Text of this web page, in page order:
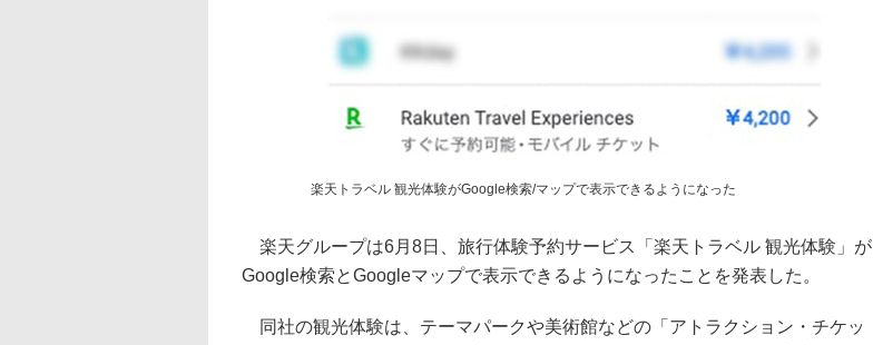
楽天トラベル 観光体験がGoogle検索/マップで表示できるようになった
楽天グループは6月8日、旅行体験予約サービス「楽天トラベル 観光体験」が
Google検索とGoogleマップで表示できるようになったことを発表した。
同社の観光体験は、テーマパークや美術館などの「アトラクション・チケッ